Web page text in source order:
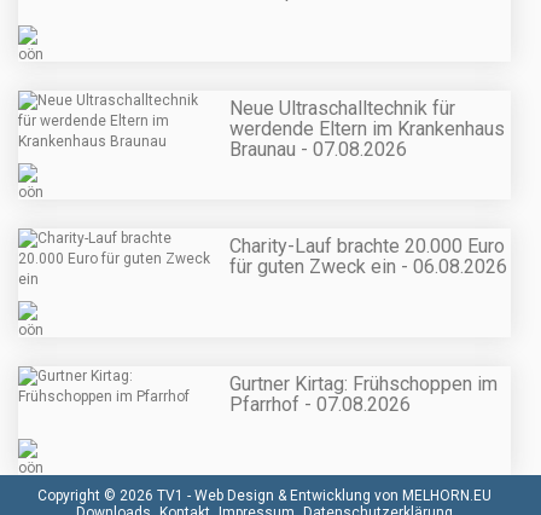
Neue Ultraschalltechnik für
werdende Eltern im Krankenhaus
Braunau - 07.08.2026
Charity-Lauf brachte 20.000 Euro
für guten Zweck ein - 06.08.2026
Gurtner Kirtag: Frühschoppen im
Pfarrhof - 07.08.2026
Copyright © 2026 TV1 - Web Design & Entwicklung von MELHORN.EU